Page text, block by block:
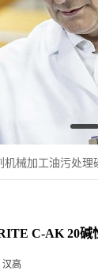
机械加工油污处理
C-AK 20碱
汉高